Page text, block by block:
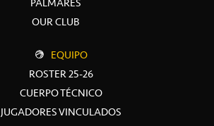
OUR CLUB
EQUIPO
ROSTER 25-26
CUERPO TÉCNICO
JUGADORES VINCULADOS